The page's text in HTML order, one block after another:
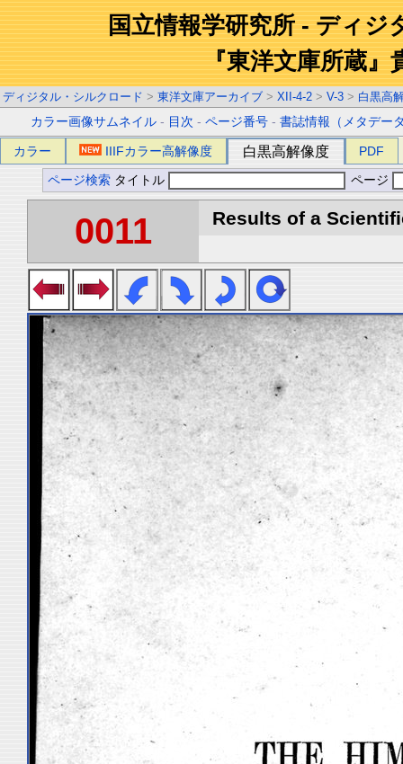
国立情報学研究所 - ディジ
『東洋文庫所蔵』
ディジタル・シルクロード > 東洋文庫アーカイブ > XII-4-2 > V-3 > 白黒高
カラー画像サムネイル - 目次 -ページ番号 -書誌情報（メタデー
カラー IIIFカラー高解像度 白黒高解像度 PDF
ページ検索 タイトル ページ
0011 Results of a